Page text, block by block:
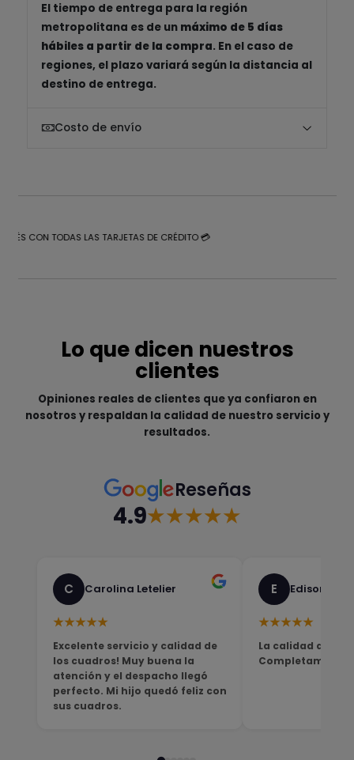
El tiempo de entrega para la región
metropolitana es de un máximo de 5 días
hábiles a partir de la compra. En el caso de
regiones, el plazo variará según la distancia al
destino de entrega.
Costo de envío
CON TODAS LAS TARJETAS DE CRÉDITO 💳
Lo que dicen nuestros
clientes
Opiniones reales de clientes que ya confiaron en
nosotros y respaldan la calidad de nuestro servicio y
resultados.
Reseñas
4.9★★★★★
C Carolina Letelier
★★★★★
Excelente servicio y calidad de
los cuadros! Muy buena la
atención y el despacho llegó
perfecto. Mi hijo quedó feliz con
sus cuadros.
E Edison
★★★★★
La calidad del
Completamente